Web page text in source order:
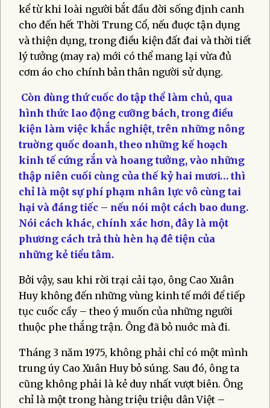
kể từ khi loài người bắt đầu đời sống định canh
cho đến hết Thời Trung Cổ, nếu đuợc tận dụng
và thiện dụng, trong điều kiện đất đai và thời tiết
lý tưởng (may ra) mới có thể mang lại vừa đủ
cơm áo cho chính bản thân người sử dụng.
Còn dùng thứ cuốc do tập thể làm chủ, qua
hình thức lao động cưỡng bách, trong điều
kiện làm việc khắc nghiệt, trên những nông
truờng quốc doanh, theo những kế hoạch
kinh tế cứng rắn và hoang tưởng, vào những
thập niên cuối cùng của thế kỷ hai mươi… thì
chỉ là một sự phí phạm nhân lực vô cùng tai
hại và đáng tiếc – nếu nói một cách bao dung.
Nói cách khác, chính xác hơn, đây là một
phương cách trả thù hèn hạ đê tiện của
những kẻ tiểu tâm.
Bởi vậy, sau khi rời trại cải tạo, ông Cao Xuân
Huy không đến những vùng kinh tế mới để tiếp
tục cuốc cầy – theo ý muốn của những người
thuộc phe thắng trận. Ông đã bỏ nuớc mà đi.
Tháng 3 năm 1975, không phải chỉ có một mình
trung úy Cao Xuân Huy bỏ súng. Sau đó, ông ta
cũng không phải là kẻ duy nhất vượt biên. Ông
chỉ là một trong hàng triệu triệu dân Việt –